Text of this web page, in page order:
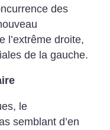
des
l’extrême droite,
de la gauche.
le
semblant d’en